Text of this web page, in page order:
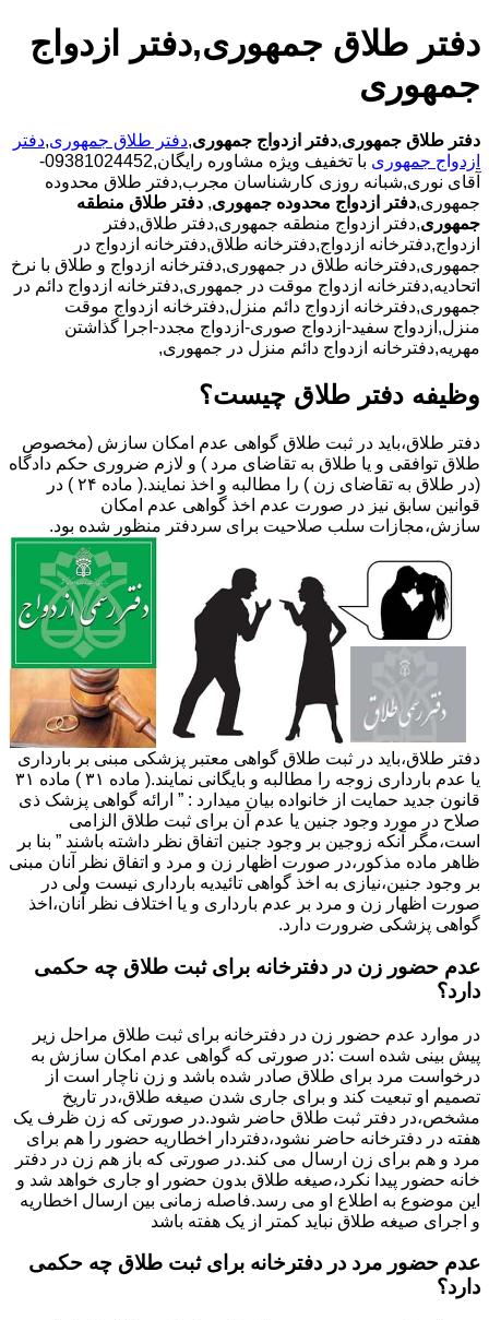
دفتر طلاق جمهوری,دفتر ازدواج
جمهوری
دفتر طلاق جمهوری,دفتر ازدواج جمهوری,دفتر طلاق جمهوری,دفتر
ازدواج جمهوری
با تخفیف ویژه مشاوره رایگان,09381024452-
آقای نوری,شبانه روزی کارشناسان مجرب,دفتر طلاق محدوده
جمهوری,دفتر ازدواج محدوده جمهوری, دفتر طلاق منطقه
جمهوری,دفتر ازدواج منطقه جمهوری,دفتر طلاق,دفتر
ازدواج,دفترخانه ازدواج,دفترخانه طلاق,دفترخانه ازدواج در
جمهوری,دفترخانه طلاق در جمهوری,دفترخانه ازدواج و طلاق با نرخ
اتحادیه,دفترخانه ازدواج موقت در جمهوری,دفترخانه ازدواج دائم در
جمهوری,دفترخانه ازدواج دائم منزل,دفترخانه ازدواج موقت
منزل,ازدواج سفید-ازدواج صوری-ازدواج مجدد-اجرا گذاشتن
مهریه,دفترخانه ازدواج دائم منزل در جمهوری,
وظیفه دفتر طلاق چیست؟
دفتر طلاق،باید در ثبت طلاق گواهی عدم امکان سازش (مخصوص
طلاق توافقی و یا طلاق به تقاضای مرد ) و لازم ضروری حکم دادگاه
(در طلاق به تقاضای زن ) را مطالبه و اخذ نمایند.( ماده ۲۴ ) در
قوانین سابق نیز در صورت عدم اخذ گواهی عدم امکان
سازش،مجازات سلب صلاحیت برای سردفتر منظور شده بود.
دفتر طلاق،باید در ثبت طلاق گواهی معتبر پزشکی مبنی بر بارداری
یا عدم بارداری زوجه را مطالبه و بایگانی نمایند.( ماده ۳۱ ) ماده ۳۱
قانون جدید حمایت از خانواده بیان میدارد : ” ارائه گواهی پزشک ذی
صلاح در مورد وجود جنین یا عدم آن برای ثبت طلاق الزامی
است،مگر آنکه زوجین بر وجود جنین اتفاق نظر داشته باشند ” بنا بر
ظاهر ماده مذکور،در صورت اظهار زن و مرد و اتفاق نظر آنان مبنی
بر وجود جنین،نیازی به اخذ گواهی تائیدیه بارداری نیست ولی در
صورت اظهار زن و مرد بر عدم بارداری و یا اختلاف نظر آنان،اخذ
گواهی پزشکی ضرورت دارد.
عدم حضور زن در دفترخانه برای ثبت طلاق چه حکمی
دارد؟
در موارد عدم حضور زن در دفترخانه برای ثبت طلاق مراحل زیر
پیش بینی شده است :در صورتی که گواهی عدم امکان سازش به
درخواست مرد برای طلاق صادر شده باشد و زن ناچار است از
تصمیم او تبعیت کند و برای جاری شدن صیغه طلاق،در تاریخ
مشخص،در دفتر ثبت طلاق حاضر شود.در صورتی که زن ظرف یک
هفته در دفترخانه حاضر نشود،دفتردار اخطاریه حضور را هم برای
مرد و هم برای زن ارسال می کند.در صورتی که باز هم زن در دفتر
خانه حضور پیدا نکرد،صیغه طلاق بدون حضور او جاری خواهد شد و
این موضوع به اطلاع او می رسد.فاصله زمانی بین ارسال اخطاریه
و اجرای صیغه طلاق نباید کمتر از یک هفته باشد
عدم حضور مرد در دفترخانه برای ثبت طلاق چه حکمی
دارد؟